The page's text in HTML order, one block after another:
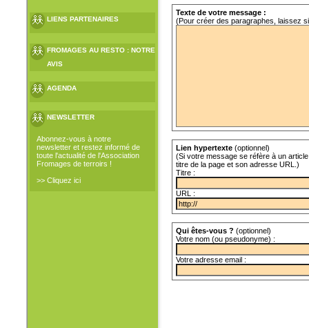
LIENS PARTENAIRES
FROMAGES AU RESTO : NOTRE
AVIS
AGENDA
NEWSLETTER
Abonnez-vous à notre
newsletter et restez informé de
toute l'actualité de l'Association
Fromages de terroirs !
>> Cliquez ici
Texte de votre message :
(Pour créer des paragraphes, laissez
Lien hypertexte (optionnel)
(Si votre message se réfère à un
titre de la page et son adresse URL.)
Titre :
URL :
Qui êtes-vous ? (optionnel)
Votre nom (ou pseudonyme) :
Votre adresse email :